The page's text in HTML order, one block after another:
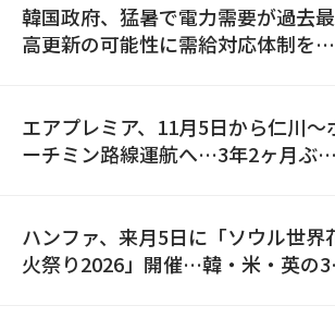
韓国政府、猛暑で電力需要が過去最
高更新の可能性に需給対応体制を点
エアプレミア、11月5日から仁川〜
ーチミン路線運航へ…3年2ヶ月ぶり
ハンファ、来月5日に「ソウル世界
火祭り2026」開催…韓・米・英の3